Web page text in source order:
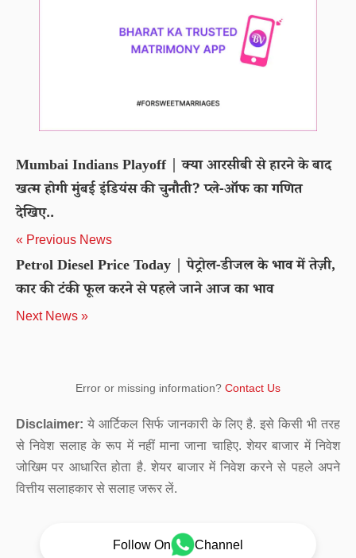
Mumbai Indians Playoff | क्या आरसीबी से हारने के बाद
खत्म होगी मुंबई इंडियंस की चुनौती? प्ले-ऑफ का गणित
देखिए..
« Previous News
Petrol Diesel Price Today | पेट्रोल-डीजल के भाव में तेज़ी,
कार की टंकी फूल करने से पहले जाने आज का भाव
Next News »
Error or missing information? Contact Us
Disclaimer: ये आर्टिकल सिर्फ जानकारी के लिए है. इसे किसी भी तरह
से निवेश सलाह के रूप में नहीं माना जाना चाहिए. शेयर बाजार में निवेश
जोखिम पर आधारित होता है. शेयर बाजार में निवेश करने से पहले अपने
वित्तीय सलाहकार से सलाह जरूर लें.
Follow On Channel